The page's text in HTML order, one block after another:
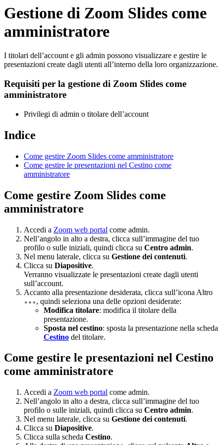
Gestione di Zoom Slides come
amministratore
I titolari dell’account e gli admin possono visualizzare e gestire le
presentazioni create dagli utenti all’interno della loro organizzazione.
Requisiti per la gestione di Zoom Slides come
amministratore
Privilegi di admin o titolare dell’account
Indice
Come gestire Zoom Slides come amministratore
Come gestire le presentazioni nel Cestino come
amministratore
Come gestire Zoom Slides come
amministratore
Accedi a Zoom web portal come admin.
Nell’angolo in alto a destra, clicca sull’immagine del tuo
profilo o sulle iniziali, quindi clicca su Centro admin.
Nel menu laterale, clicca su Gestione dei contenuti.
Clicca su Diapositive.
Verranno visualizzate le presentazioni create dagli utenti
sull’account.
Accanto alla presentazione desiderata, clicca sull’icona Altro
, quindi seleziona una delle opzioni desiderate:
Modifica titolare: modifica il titolare della
presentazione.
Sposta nel cestino: sposta la presentazione nella scheda
Cestino del titolare.
Come gestire le presentazioni nel Cestino
come amministratore
Accedi a Zoom web portal come admin.
Nell’angolo in alto a destra, clicca sull’immagine del tuo
profilo o sulle iniziali, quindi clicca su Centro admin.
Nel menu laterale, clicca su Gestione dei contenuti.
Clicca su Diapositive.
Clicca sulla scheda Cestino.